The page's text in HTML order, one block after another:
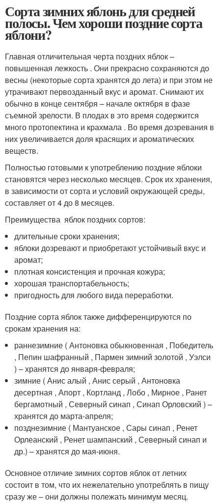
Сорта зимних яблонь для средней
полосы. Чем хороши поздние сорта
яблони?
Главная отличительная черта поздних яблок –
повышенная лежкость . Они прекрасно сохраняются до
весны (некоторые сорта хранятся до лета) и при этом не
утрачивают первозданный вкус и аромат. Снимают их
обычно в конце сентября – начале октября в фазе
съемной зрелости. В плодах в это время содержится
много протопектина и крахмала . Во время дозревания в
них увеличивается доля красящих и ароматических
веществ.
Полностью готовыми к употреблению поздние яблоки
становятся через несколько месяцев. Срок их хранения,
в зависимости от сорта и условий окружающей среды,
составляет от 4 до 8 месяцев.
Преимущества яблок поздних сортов:
длительные сроки хранения;
яблоки дозревают и приобретают устойчивый вкус и
аромат;
плотная консистенция и прочная кожура;
хорошая транспортабельность;
пригодность для любого вида переработки.
Поздние сорта яблок также дифференцируются по
срокам хранения на:
раннезимние ( Антоновка обыкновенная , Победитель
, Пепин шафранный , Пармен зимний золотой , Уэлси
) – хранятся до января-февраля;
зимние ( Анис алый , Анис серый , Антоновка
десертная , Апорт , Кортланд , Лобо , Мирное , Ранет
бергамотный , Северный синап , Синап Орловский ) –
хранятся до марта-апреля;
позднезимние ( Мантуанское , Сары синап , Ренет
Орлеанский , Ренет шампанский , Северный синап и
др.) – хранятся до мая-июня.
Основное отличие зимних сортов яблок от летних
состоит в том, что их нежелательно употреблять в пищу
сразу же – они должны полежать минимум месяц.